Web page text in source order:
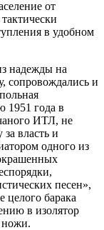
от
в удобном
надежды на
сопровождались и
1951 года в
ИТЛ, не
власть и
одного из
песен»,
целого барака
в изолятор
ножи.